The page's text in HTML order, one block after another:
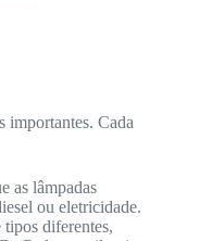
importantes. Cada
as lâmpadas
ou eletricidade.
diferentes,